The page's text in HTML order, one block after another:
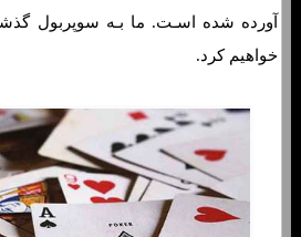
آورده شده اسـت. ما بـه سوپربول
خواهیم کرد.